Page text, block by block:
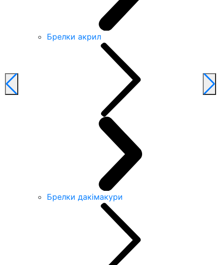
Брелки акрил
Брелки дакімакури